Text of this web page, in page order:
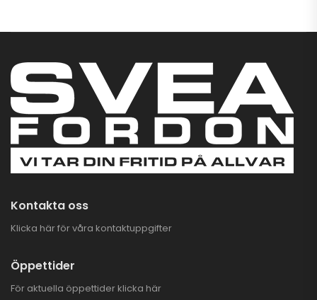
Kontakta oss
Klicka här för våra kontaktuppgifter
Öppettider
För aktuella öppettider klicka här